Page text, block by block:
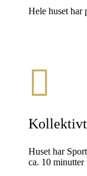
Hele huset har
Huset har
ca. 10 minutter